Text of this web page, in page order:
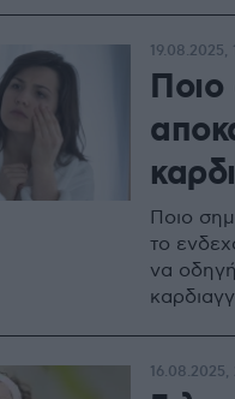
Ποιο
το
να
19.08.2025,
16.08.2025,